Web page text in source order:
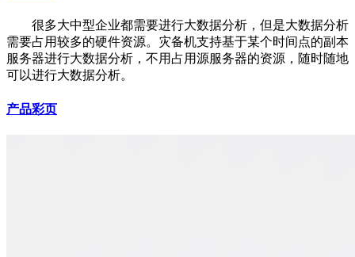
很多大中型企业都需要进行大数据分析，但是大数据分析
需要占用较多的硬件资源。灾备机支持基于某个时间点的副本
服务器进行大数据分析，不用占用源服务器的资源，随时随地
可以进行大数据分析。
产品彩页